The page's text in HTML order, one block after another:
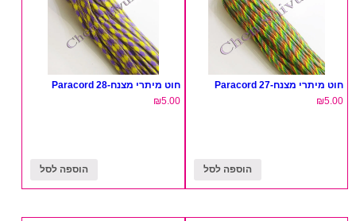
חוט מיתרי מצנח-27 Paracord
₪5.00
הוספה לסל
חוט מיתרי מצנח-28 Paracord
₪5.00
הוספה לסל